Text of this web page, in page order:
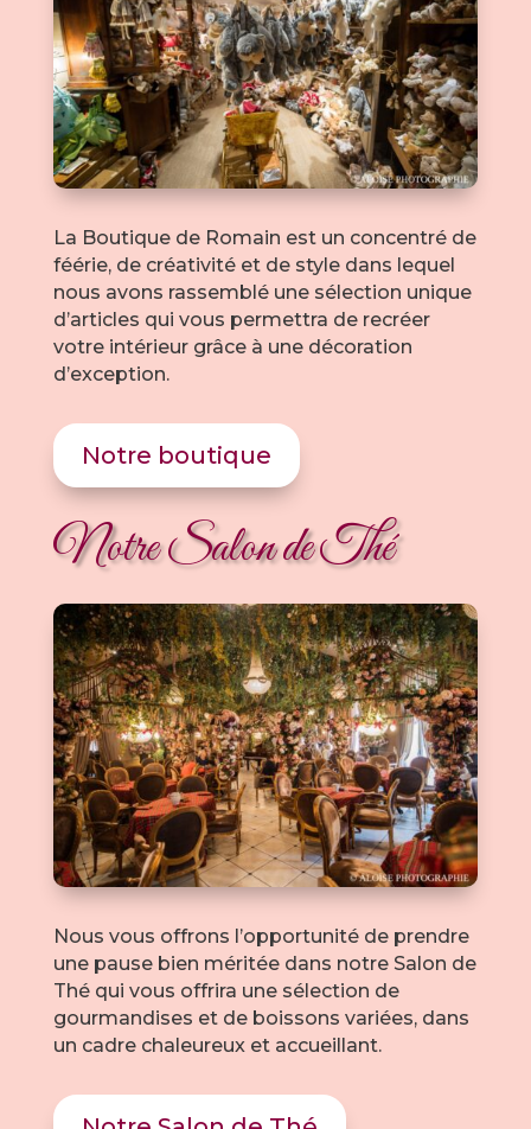
La Boutique de Romain est un concentré de
féérie, de créativité et de style dans lequel
nous avons rassemblé une sélection unique
d’articles qui vous permettra de recréer
votre intérieur grâce à une décoration
d’exception.
Notre boutique
Notre Salon de Thé
Nous vous offrons l’opportunité de prendre
une pause bien méritée dans notre Salon de
Thé qui vous offrira une sélection de
gourmandises et de boissons variées, dans
un cadre chaleureux et accueillant.